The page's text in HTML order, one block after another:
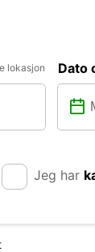
lokasjon Dato
Jeg har